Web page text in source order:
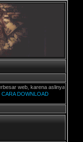
karena aslinya web ini
CARA DOWNLOAD